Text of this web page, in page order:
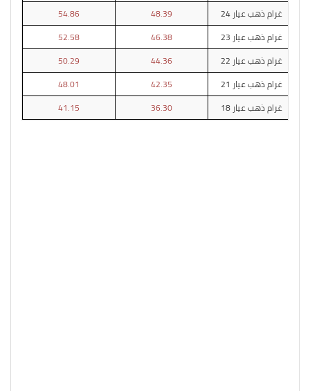
غرام ذهب عيار 24
48.39
54.86
غرام ذهب عيار 23
46.38
52.58
غرام ذهب عيار 22
44.36
50.29
غرام ذهب عيار 21
42.35
48.01
غرام ذهب عيار 18
36.30
41.15